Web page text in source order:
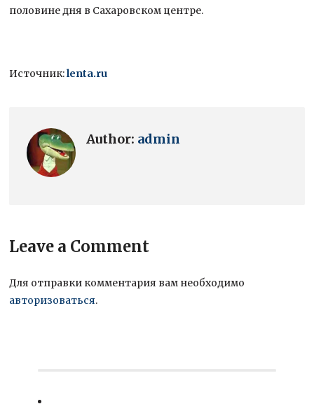
половине дня в Сахаровском центре.
Источник:lenta.ru
Author: admin
Leave a Comment
Для отправки комментария вам необходимо
авторизоваться.